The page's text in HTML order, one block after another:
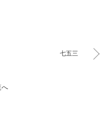
七五三
へ